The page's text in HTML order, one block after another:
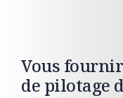
Vous
de pilotage